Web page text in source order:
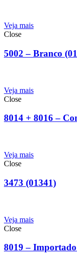
Veja mais
Close
5002 – Branco
Veja mais
Close
8014 + 8016 –
Veja mais
Close
3473 (01341)
Veja mais
Close
8019 –